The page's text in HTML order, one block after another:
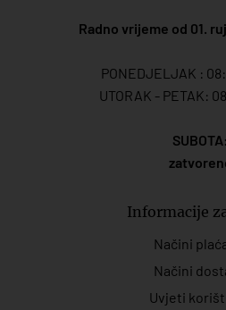
Radno vrijeme od 01.
PONEDJELJAK :
UTORAK - PETAK:
SUBOTA:
Informacije
Načini
Načini
Uvjeti